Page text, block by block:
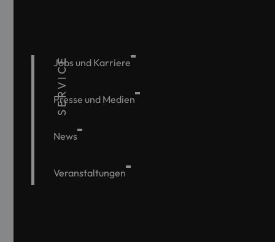
SERVICE
Jobs und Karriere
Presse und Medien
News
Veranstaltungen